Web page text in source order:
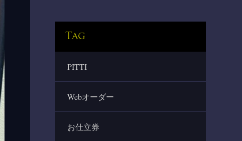
Tag
PITTI
Webオーダー
お仕立券